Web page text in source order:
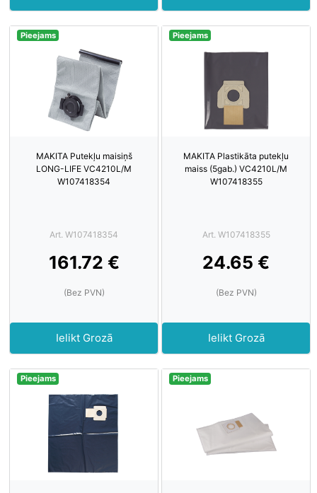
Pieejams
MAKITA Putekļu maisiņš
LONG-LIFE VC4210L/M
W107418354
Art. W107418354
161.72 €
(Bez PVN)
Ielikt Grozā
Pieejams
MAKITA Plastikāta putekļu
maiss (5gab.) VC4210L/M
W107418355
Art. W107418355
24.65 €
(Bez PVN)
Ielikt Grozā
Pieejams Pieejams